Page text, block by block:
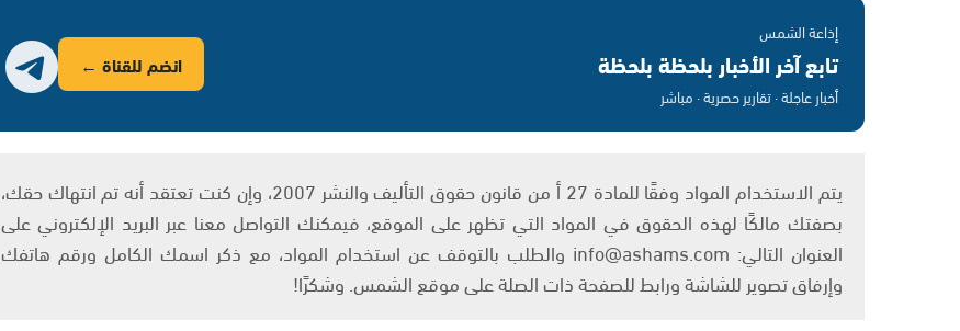
إذاعة الشمس
تابع آخر الأخبار بلحظة بلحظة
أخبار عاجلة · تقارير حصرية · مباشر
انضم للقناة ←
يتم الاستخدام المواد وفقًا للمادة 27 أ من قانون حقوق التأليف والنشر 2007، وإن كنت تعتقد أنه تم انتهاك حقك،
بصفتك مالكًا لهذه الحقوق في المواد التي تظهر على الموقع، فيمكنك التواصل معنا عبر البريد الإلكتروني على
العنوان التالي: info@ashams.com والطلب بالتوقف عن استخدام المواد، مع ذكر اسمك الكامل ورقم هاتفك
وإرفاق تصوير للشاشة ورابط للصفحة ذات الصلة على موقع الشمس. وشكرًا!